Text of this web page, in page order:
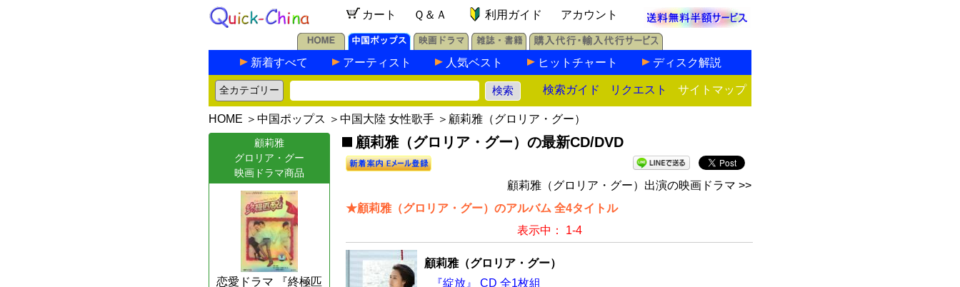
カート Ｑ＆Ａ 利用ガイド アカウント
新着すべて アーティスト 人気ベスト ヒットチャート ディスク解説
検索ガイド リクエスト サイトマップ
HOME ＞ 中国ポップス ＞ 中国大陸 女性歌手 ＞顧莉雅（グロリア・グー）
顧莉雅
グロリア・グー
映画ドラマ商品
恋愛ドラマ 『終極匹
顧莉雅（グロリア・グー）の最新CD/DVD
顧莉雅（グロリア・グー）出演の映画ドラマ >>
★顧莉雅（グロリア・グー）のアルバム 全4タイトル
表示中： 1-4
顧莉雅（グロリア・グー）
『綻放』 CD 全1枚組